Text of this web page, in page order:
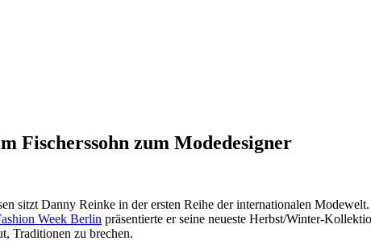
Fischerssohn zum Modedesigner
sitzt Danny Reinke in der ersten Reihe der internationalen
Week Berlin präsentierte er seine neueste Herbst/Winter-
Traditionen zu brechen.